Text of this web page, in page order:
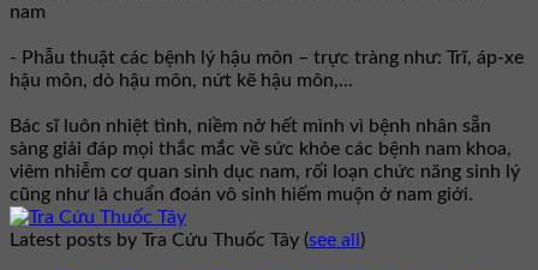
nam
- Phẫu thuật các bệnh lý hậu môn – trực tràng như: Trĩ, áp-xe
hậu môn, dò hậu môn, nứt kẽ hậu môn,...
Bác sĩ luôn nhiệt tình, niềm nở hết mình vì bệnh nhân sẵn
sàng giải đáp mọi thắc mắc về sức khỏe các bệnh nam khoa,
viêm nhiễm cơ quan sinh dục nam, rối loạn chức năng sinh lý
cũng như là chuẩn đoán vô sinh hiếm muộn ở nam giới.
Latest posts by Tra Cứu Thuốc Tây (see all )